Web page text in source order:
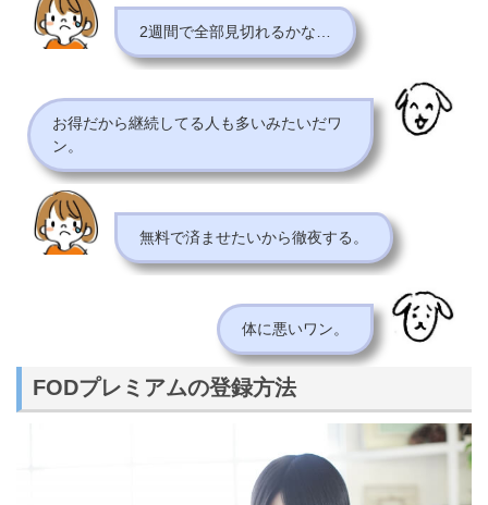
2週間で全部見切れるかな…
お得だから継続してる人も多いみたいだワ
ン。
無料で済ませたいから徹夜する。
体に悪いワン。
FODプレミアムの登録方法